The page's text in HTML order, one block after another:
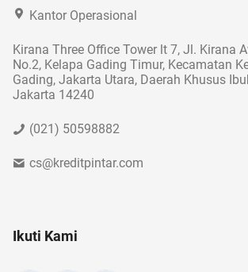
Kantor Operasional
Kirana Three Office Tower lt 7, Jl. Kirana
No.2, Kelapa Gading Timur, Kecamatan
Gading, Jakarta Utara, Daerah Khusus
Jakarta 14240
(021) 50598882
cs@kreditpintar.com
Ikuti Kami